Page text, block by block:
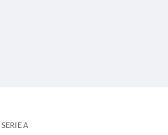
SERIE A